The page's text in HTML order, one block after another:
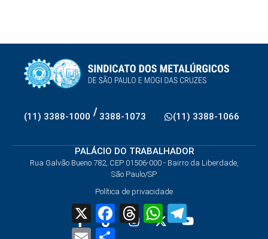
(11) 3388-1000 / 3388-1073 (11) 3388-1066
PALÁCIO DO TRABALHADOR
Rua Galvão Bueno 782, CEP 01506-000 - Bairro da Liberdade,
São Paulo/SP
Política de privacidade
X FacebookThreadsWhatsApp
Email